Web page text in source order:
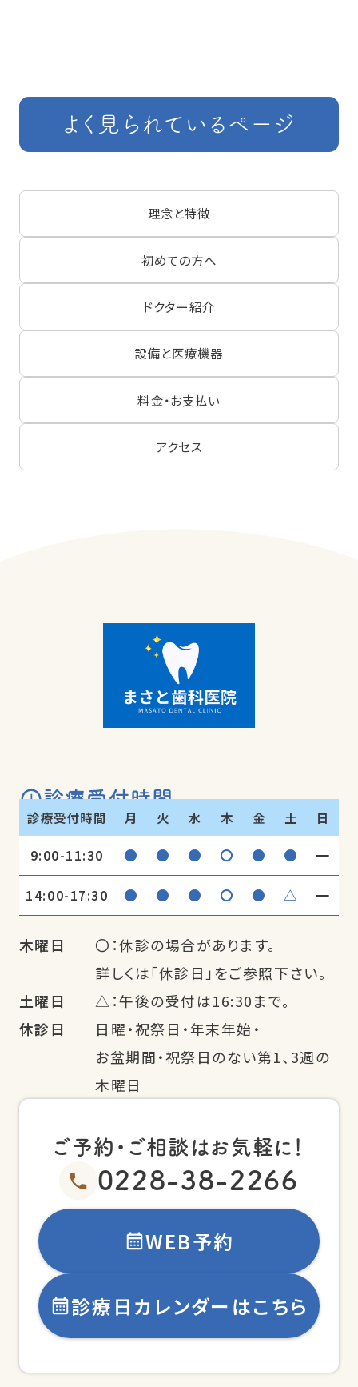
よく見られているページ
理念と特徴
初めての方へ
ドクター紹介
設備と医療機器
料金・お支払い
アクセス
診療受付時間
診療受付時間 月 火 水 木 金 土 日
9:00-11:30 ● ● ● 〇 ● ● ━
14:00-17:30 ● ● ● 〇 ● △ ━
木曜日
〇：休診の場合があります。
詳しくは「休診日」をご参照下さい。
土曜日
△：午後の受付は16:30まで。
休診日
日曜・祝祭日・年末年始・
お盆期間・祝祭日のない第1、3週の
木曜日
ご予約・ご相談はお気軽に！
0228-38-2266
WEB予約
診療日カレンダーはこちら